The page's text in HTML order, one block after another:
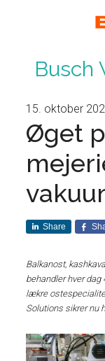
Busch
15. oktober
Øget
Share
Balkanost,
behandler hver
lækre
Solutions sikrer nu